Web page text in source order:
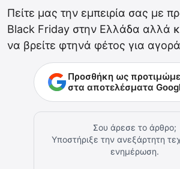
Πείτε μας την εμπειρία σας με
Black Friday στην Ελλάδα αλλά
να βρείτε φτηνά φέτος για
Προσθήκη ως
στα αποτελέσματα
Σου άρεσε το άρθρο;
Υποστήριξε την ανεξάρτητη
ενημέρωση.